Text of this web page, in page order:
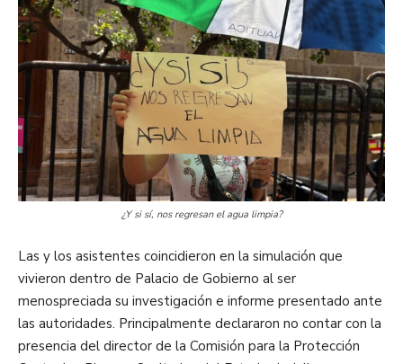
¿Y si sí, nos regresan el agua limpia?
Las y los asistentes coincidieron en la simulación que
vivieron dentro de Palacio de Gobierno al ser
menospreciada su investigación e informe presentado ante
las autoridades. Principalmente declararon no contar con la
presencia del director de la Comisión para la Protección